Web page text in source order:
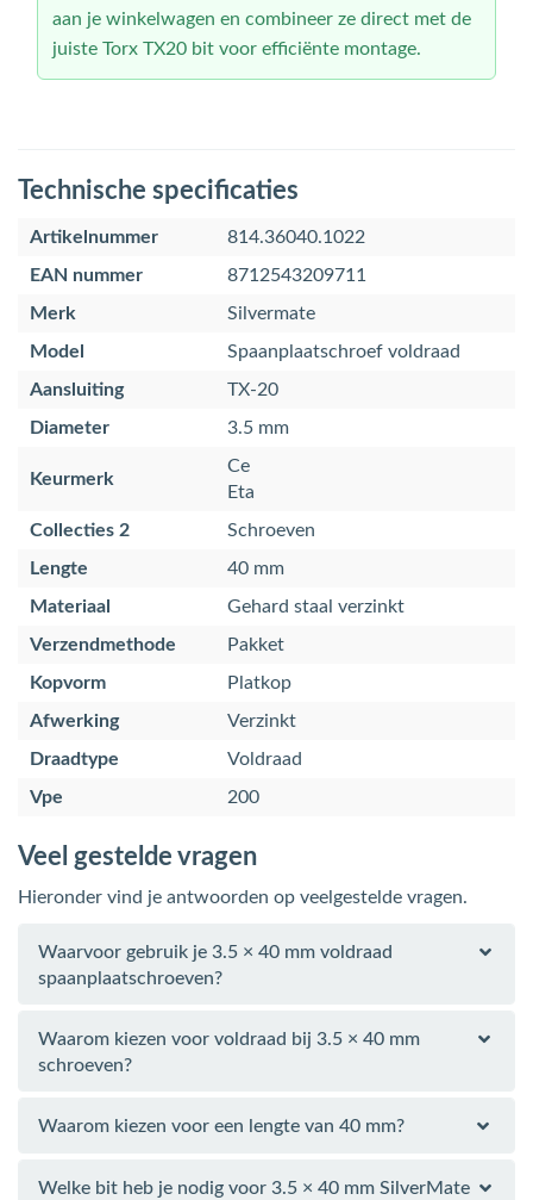
aan je winkelwagen en combineer ze direct met de
juiste Torx TX20 bit voor efficiënte montage.
Technische specificaties
Artikelnummer
814.36040.1022
EAN nummer
8712543209711
Merk
Silvermate
Model
Spaanplaatschroef voldraad
Aansluiting
TX-20
Diameter
3.5 mm
Keurmerk
Ce
Eta
Collecties 2
Schroeven
Lengte
40 mm
Materiaal
Gehard staal verzinkt
Verzendmethode
Pakket
Kopvorm
Platkop
Afwerking
Verzinkt
Draadtype
Voldraad
Vpe
200
Veel gestelde vragen
Hieronder vind je antwoorden op veelgestelde vragen.
Waarvoor gebruik je 3.5 × 40 mm voldraad
spaanplaatschroeven?
Waarom kiezen voor voldraad bij 3.5 × 40 mm
schroeven?
Waarom kiezen voor een lengte van 40 mm?
Welke bit heb je nodig voor 3.5 × 40 mm SilverMate